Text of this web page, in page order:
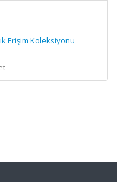
Erişim Koleksiyonu